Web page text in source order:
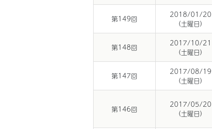
第149回
2018/01/20
(土曜日)
第148回
2017/10/21
(土曜日)
第147回
2017/08/19
(土曜日)
第146回
2017/05/20
(土曜日)